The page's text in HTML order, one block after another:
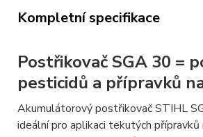
Kompletní specifikace
Postřikovač SGA 30 =
pesticidů a přípravků
Akumulátorový postřikovač STIHL
ideální pro aplikaci tekutých